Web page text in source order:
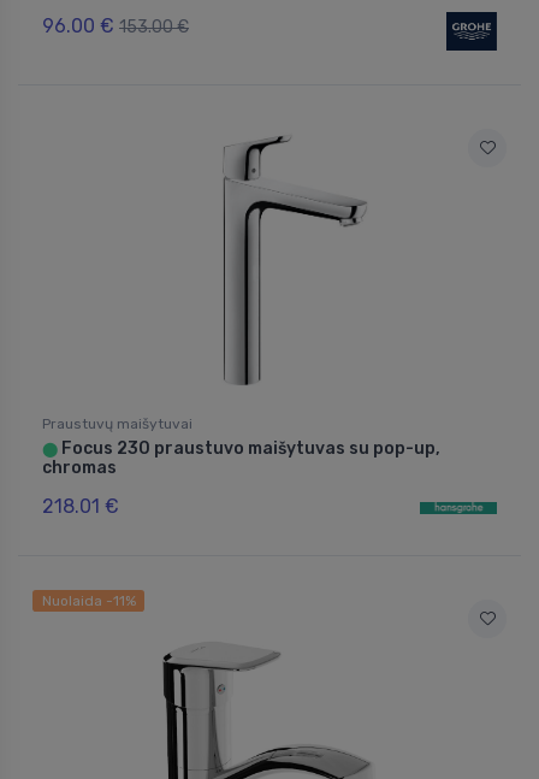
96.00 € 153.00 €
Praustuvų maišytuvai
⬤ Focus 230 praustuvo maišytuvas su pop-up,
chromas
218.01 €
Nuolaida -11%